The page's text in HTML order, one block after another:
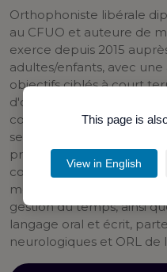
Orthophoniste libérale
au CFUO et auteure de
exerce depuis 2015
adultes/enfants, avec
objectifs ciblés à court
d'organisation et de
construit au fil des
semaines sans trous,
pro/perso assumé — et
collègues pour en faire
mentorat sur la création
gestion du temps, ainsi
langage oral et écrit,
neurologiques et ORL de
This page is
View in English